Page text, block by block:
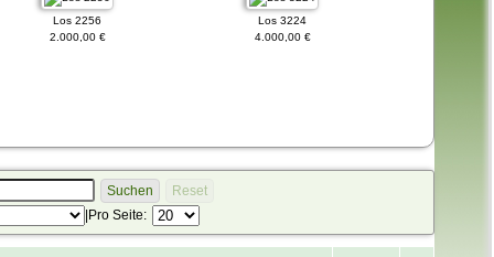
Los 2256
2.000,00 €
Los 3224
4.000,00 €
Suchen
Reset
Pro Seite: